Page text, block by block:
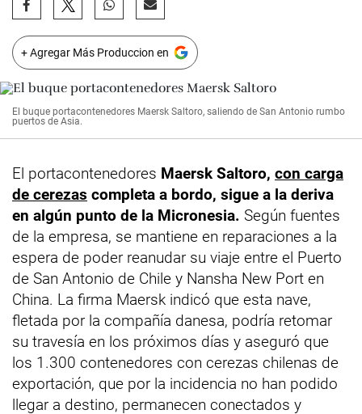
+ Agregar Más Produccion en
El buque portacontenedores Maersk Saltoro, saliendo de San Antonio rumbo
puertos de Asia.
El portacontenedores Maersk Saltoro, con carga
de cerezas completa a bordo, sigue a la deriva
en algún punto de la Micronesia. Según fuentes
de la empresa, se mantiene en reparaciones a la
espera de poder reanudar su viaje entre el Puerto
de San Antonio de Chile y Nansha New Port en
China. La firma Maersk indicó que esta nave,
fletada por la compañía danesa, podría retomar
su travesía en los próximos días y aseguró que
los 1.300 contenedores con cerezas chilenas de
exportación, que por la incidencia no han podido
llegar a destino, permanecen conectados y